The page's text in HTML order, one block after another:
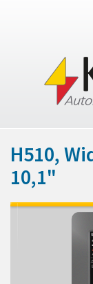
MENY
H510,
10,1"